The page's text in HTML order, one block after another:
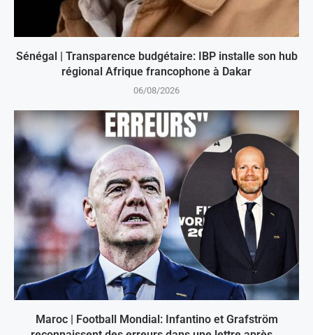
Sénégal | Transparence budgétaire: IBP installe son hub
régional Afrique francophone à Dakar
06/08/2026
Maroc | Football Mondial: Infantino et Grafström